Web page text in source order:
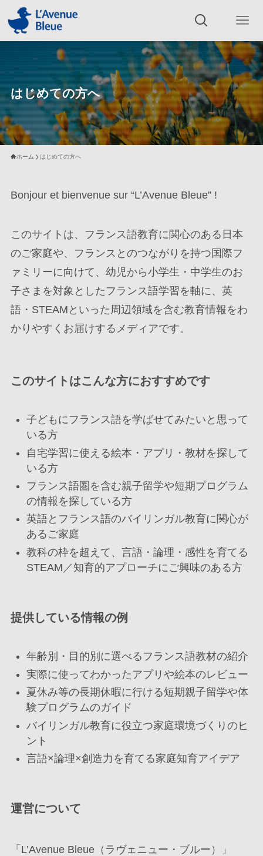
はじめての方へ
ホーム はじめての方へ
Bonjour et bienvenue sur “L’Avenue Bleue” !
このサイトは、フランス語教育に関心のある日本
のご家庭や、フランスとのつながりを持つ国際フ
ァミリーに向けて、幼児から小学生・中学生のお
子さまを対象としたフランス語学習を軸に、英
語・STEAMといった周辺領域を含む教育情報をわ
かりやすくお届けするメディアです。
このサイトはこんな方におすすめです
子どもにフランス語を学ばせてみたいと思って
いる方
自宅学習に使える絵本・アプリ・教材を探して
いる方
フランス語圏を含む親子留学や短期プログラム
の情報を探している方
英語とフランス語のバイリンガル教育に関心が
あるご家庭
教科の枠を超えて、言語・論理・感性を育てる
STEAM／知育的アプローチにご興味のある方
提供している情報の例
年齢別・目的別に選べるフランス語教材の紹介
実際に使ってわかったアプリや絵本のレビュー
夏休み等の長期休暇に行ける短期親子留学や体
験プログラムのガイド
バイリンガル教育に役立つ家庭環境づくりのヒ
ント
言語×論理×創造力を育てる家庭知育アイデア
運営について
「L’Avenue Bleue（ラヴェニュー・ブルー）」